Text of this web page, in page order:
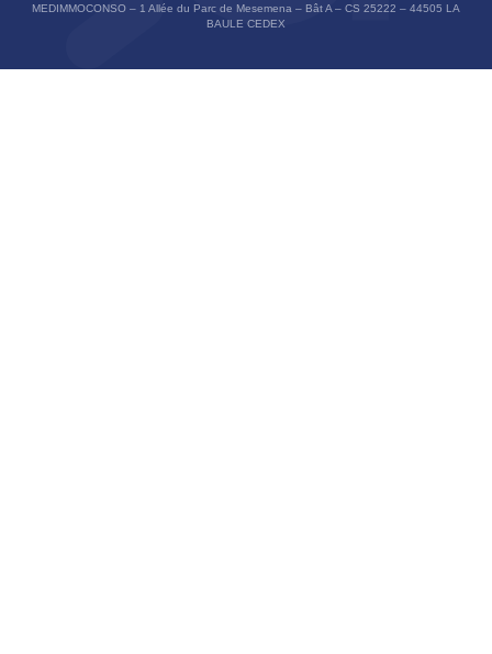
MEDIMMOCONSO – 1 Allée du Parc de Mesemena – Bât A – CS 25222 – 44505 LA
BAULE CEDEX